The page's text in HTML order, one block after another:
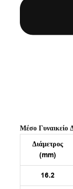
Μέσο Γυναικείο
Διάμετρος
(mm)
16.2